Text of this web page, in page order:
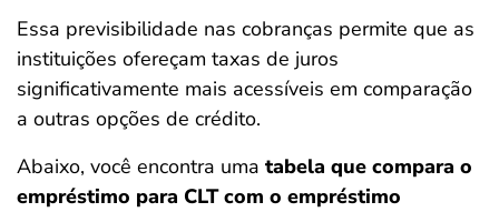
Essa previsibilidade nas cobranças permite que as
instituições ofereçam taxas de juros
significativamente mais acessíveis em comparação
a outras opções de crédito.
Abaixo, você encontra uma tabela que compara o
empréstimo para CLT com o empréstimo